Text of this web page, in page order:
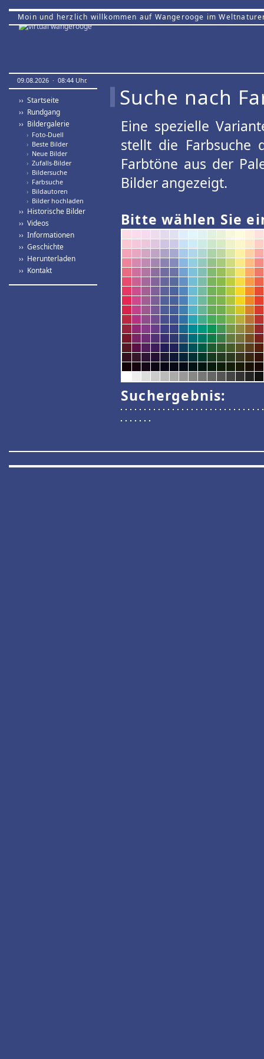
Moin und herzlich willkommen auf Wangerooge im
09.08.2026 · 08:44 Uhr.
›› Startseite
›› Rundgang
›› Bildergalerie
› Foto-Duell
› Beste Bilder
› Neue Bilder
› Zufalls-Bilder
› Bildersuche
› Farbsuche
› Bildautoren
› Bilder hochladen
›› Historische Bilder
›› Videos
›› Informationen
›› Geschichte
›› Herunterladen
›› Kontakt
Suche nach
Eine spezielle
stellt die Farbsuche
Farbtöne aus der
Bilder angezeigt.
Bitte wählen Sie
Suchergebnis: